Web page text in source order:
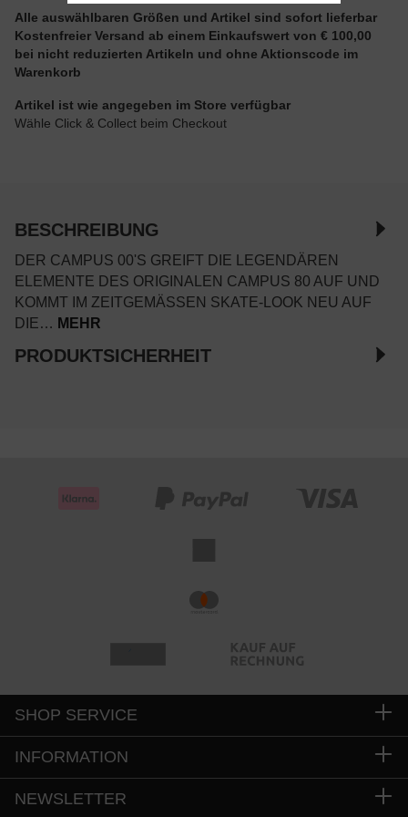
Alle auswählbaren Größen und Artikel sind sofort lieferbar
Kostenfreier Versand ab einem Einkaufswert von € 100,00
bei nicht reduzierten Artikeln und ohne Aktionscode im
Warenkorb
Artikel ist wie angegeben im Store verfügbar
Wähle Click & Collect beim Checkout
BESCHREIBUNG
DER CAMPUS 00'S GREIFT DIE LEGENDÄREN
ELEMENTE DES ORIGINALEN CAMPUS 80 AUF UND
KOMMT IM ZEITGEMÄSSEN SKATE-LOOK NEU AUF D
IE… MEHR
PRODUKTSICHERHEIT
SHOP SERVICE
INFORMATION
NEWSLETTER